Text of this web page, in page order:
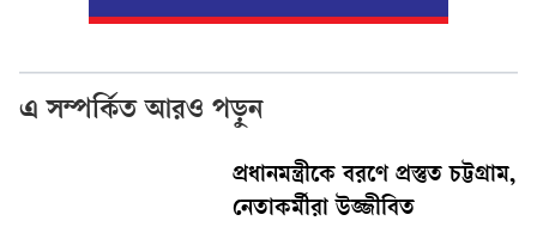
এ সম্পর্কিত আরও পড়ুন
প্রধানমন্ত্রীকে বরণে প্রস্তুত চট্টগ্রাম,
নেতাকর্মীরা উজ্জীবিত